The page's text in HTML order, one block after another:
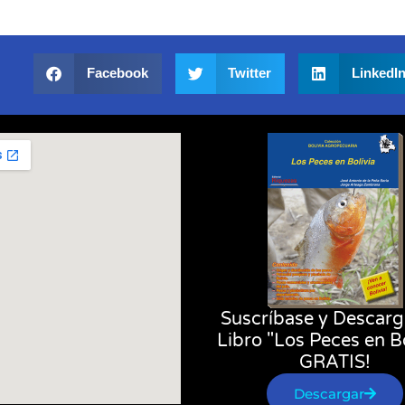
Facebook Twitter LinkedIn
Suscríbase y
Libro "Los Peces en
GRATIS!
Descargar